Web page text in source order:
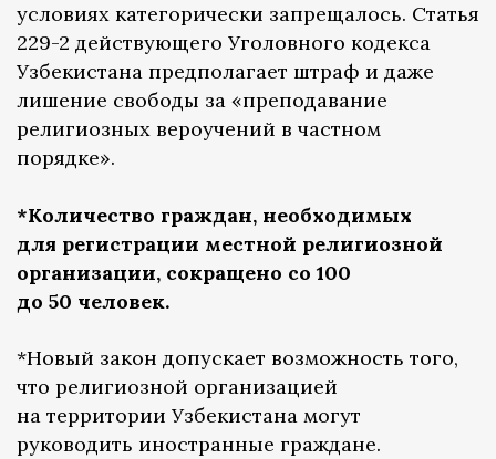
условиях категорически запрещалось. Статья
229-2 действующего Уголовного кодекса
Узбекистана предполагает штраф и даже
лишение свободы за «преподавание
религиозных вероучений в частном
порядке».
*Количество граждан, необходимых
для регистрации местной религиозной
организации, сокращено со 100
до 50 человек.
*Новый закон допускает возможность того,
что религиозной организацией
на территории Узбекистана могут
руководить иностранные граждане.